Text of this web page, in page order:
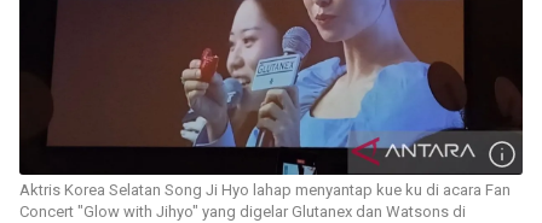
Aktris Korea Selatan Song Ji Hyo lahap menyantap kue ku di acara Fan
Concert "Glow with Jihyo" yang digelar Glutanex dan Watsons di